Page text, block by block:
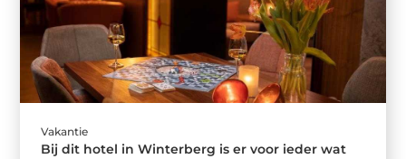
Vakantie
Bij dit hotel in Winterberg is er voor ieder wat